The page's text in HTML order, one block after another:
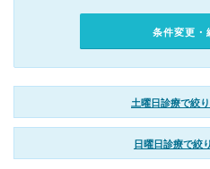
条件変更・
土曜日診療で絞
日曜日診療で絞